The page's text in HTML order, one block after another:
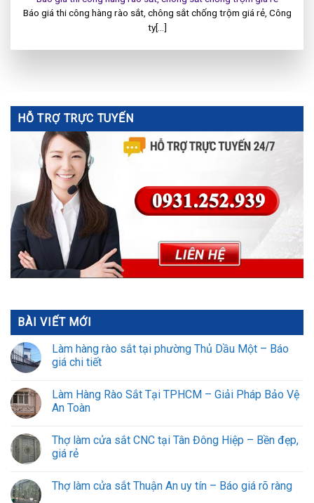
Báo giá thi công hàng rào sắt, chông sắt chống trộm giá rẻ, Công
ty[...]
HỖ TRỢ TRỰC TUYẾN
BÀI VIẾT MỚI
Làm hàng rào sắt tại phường Thủ Dầu Một – Báo
giá chi tiết
Làm Hàng Rào Sắt Tại TPHCM – Giải Pháp Bảo Vệ
An Toàn
Thợ làm cửa sắt CNC tại Tân Đông Hiệp – Bền đẹp,
giá rẻ
Thợ làm cửa sắt Thuận An uy tín – Báo giá rõ ràng